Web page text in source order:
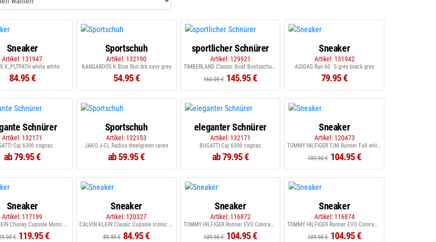
Sneaker
Artikel: 131947
X_PLTPATH white white
84.95 €
Sportschuh
Artikel: 132190
KANGAROOS K Blue Run drk navy grey
54.95 €
sportlicher Schnürer
Artikel: 129921
TIMBERLAND Classic Boat Bootsschuh olive
160.00 € 145.95 €
Sneaker
Artikel: 131942
ADIDAS Run 60 `S grey black grey
79.95 €
Schnürer
Artikel: 132171
Caj 6300 cognac
ab 79.95 €
Sportschuh
Artikel: 132153
JAKO J-CL Radius steelgreen raven
ab 59.95 €
eleganter Schnürer
Artikel: 132171
BUGATTI Caj 6300 cognac
ab 79.95 €
Sneaker
Artikel: 120473
TOMMY HILFIGER TJM Runner Full white
109.90 € 104.95 €
Sneaker
Artikel: 117199
CALVIN KLEIN Chunky Cupsole Mono white black
€ 119.95 €
Sneaker
Artikel: 120327
CALVIN KLEIN Classic Cupsole Iconic black bright white
89.90 € 84.95 €
Sneaker
Artikel: 116872
TOMMY HILFIGER Runner EVO Colorama Mix rich oichre
109.90 € 104.95 €
Sneaker
Artikel: 116874
TOMMY HILFIGER Runner EVO Colorama Mix desert sky
109.90 € 104.95 €